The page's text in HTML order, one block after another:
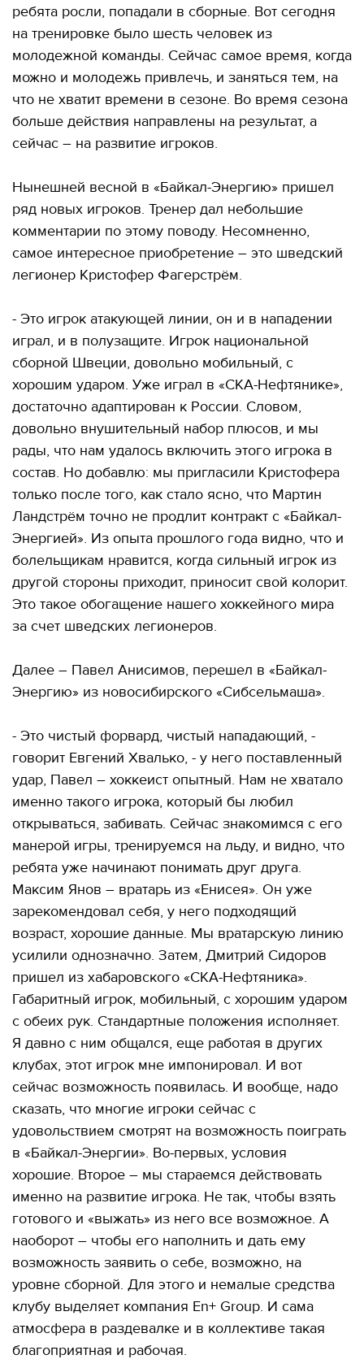
ребята росли, попадали в сборные. Вот сегодня
на тренировке было шесть человек из
молодежной команды. Сейчас самое время, когда
можно и молодежь привлечь, и заняться тем, на
что не хватит времени в сезоне. Во время сезона
больше действия направлены на результат, а
сейчас – на развитие игроков.
Нынешней весной в «Байкал-Энергию» пришел
ряд новых игроков. Тренер дал небольшие
комментарии по этому поводу. Несомненно,
самое интересное приобретение – это шведский
легионер Кристофер Фагерстрём.
- Это игрок атакующей линии, он и в нападении
играл, и в полузащите. Игрок национальной
сборной Швеции, довольно мобильный, с
хорошим ударом. Уже играл в «СКА-Нефтянике»,
достаточно адаптирован к России. Словом,
довольно внушительный набор плюсов, и мы
рады, что нам удалось включить этого игрока в
состав. Но добавлю: мы пригласили Кристофера
только после того, как стало ясно, что Мартин
Ландстрём точно не продлит контракт с «Байкал-
Энергией». Из опыта прошлого года видно, что и
болельщикам нравится, когда сильный игрок из
другой стороны приходит, приносит свой колорит.
Это такое обогащение нашего хоккейного мира
за счет шведских легионеров.
Далее – Павел Анисимов, перешел в «Байкал-
Энергию» из новосибирского «Сибсельмаша».
- Это чистый форвард, чистый нападающий, -
говорит Евгений Хвалько, - у него поставленный
удар, Павел – хоккеист опытный. Нам не хватало
именно такого игрока, который бы любил
открываться, забивать. Сейчас знакомимся с его
манерой игры, тренируемся на льду, и видно, что
ребята уже начинают понимать друг друга.
Максим Янов – вратарь из «Енисея». Он уже
зарекомендовал себя, у него подходящий
возраст, хорошие данные. Мы вратарскую линию
усилили однозначно. Затем, Дмитрий Сидоров
пришел из хабаровского «СКА-Нефтяника».
Габаритный игрок, мобильный, с хорошим ударом
с обеих рук. Стандартные положения исполняет.
Я давно с ним общался, еще работая в других
клубах, этот игрок мне импонировал. И вот
сейчас возможность появилась. И вообще, надо
сказать, что многие игроки сейчас с
удовольствием смотрят на возможность поиграть
в «Байкал-Энергии». Во-первых, условия
хорошие. Второе – мы стараемся действовать
именно на развитие игрока. Не так, чтобы взять
готового и «выжать» из него все возможное. А
наоборот – чтобы его наполнить и дать ему
возможность заявить о себе, возможно, на
уровне сборной. Для этого и немалые средства
клубу выделяет компания En+ Group. И сама
атмосфера в раздевалке и в коллективе такая
благоприятная и рабочая.